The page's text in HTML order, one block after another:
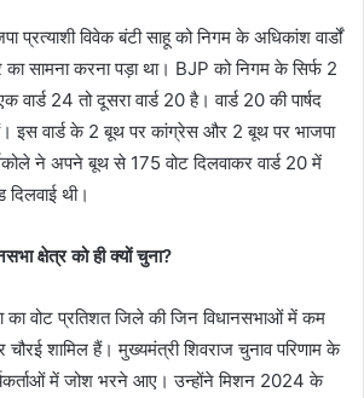
प्रत्याशी विवेक बंटी साहू को निगम के अधिकांश वार्डों
सामना करना पड़ा था। BJP को निगम के सिर्फ 2
वार्ड 24 तो दूसरा वार्ड 20 है। वार्ड 20 की पार्षद
हैं। इस वार्ड के 2 बूथ पर कांग्रेस और 2 बूथ पर भाजपा
ने अपने बूथ से 175 वोट दिलवाकर वार्ड 20 में
दिलवाई थी।
क्षेत्र को ही क्यों चुना?
का वोट प्रतिशत जिले की जिन विधानसभाओं में कम
शामिल हैं। मुख्यमंत्री शिवराज चुनाव परिणाम के
में जोश भरने आए। उन्होंने मिशन 2024 के